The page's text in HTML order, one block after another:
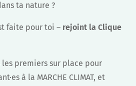
ta nature ?
faite pour toi – rejoint la Clique
les premiers sur place pour
à la MARCHE CLIMAT, et